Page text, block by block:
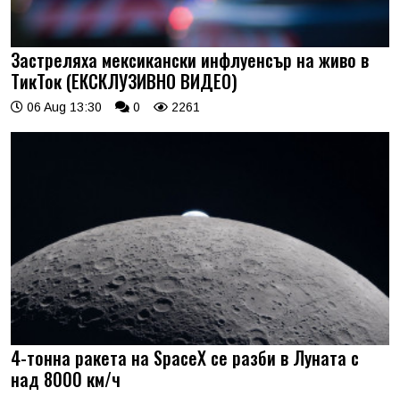
Застреляха мексикански инфлуенсър на живо в
ТикТок (ЕКСКЛУЗИВНО ВИДЕО)
06 Aug 13:30 0 2261
4-тонна ракета на SpaceX се разби в Луната с
над 8000 км/ч